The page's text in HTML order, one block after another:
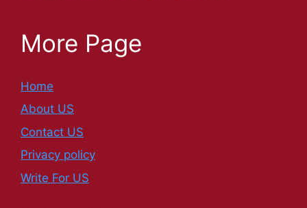
More Page
Home
About US
Contact US
Privacy policy
Write For US